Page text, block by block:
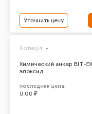
Уточнить цену
Химический анкер BIT-
эпоксид
Артикул: -
последняя цена:
0.00 ₽